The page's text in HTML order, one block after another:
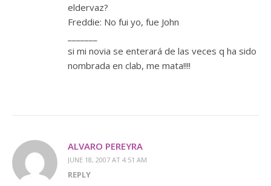
eldervaz?
Freddie: No fui yo, fue John
si mi novia se enterará de las veces q ha sido
nombrada en clab, me mata!!!!
ALVARO PEREYRA
JUNE 18, 2007 AT 4:51 AM
REPLY